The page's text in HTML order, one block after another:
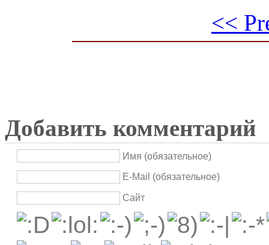
<<
Добавить комментарий
Имя (обязательное)
E-Mail (обязательное)
Сайт